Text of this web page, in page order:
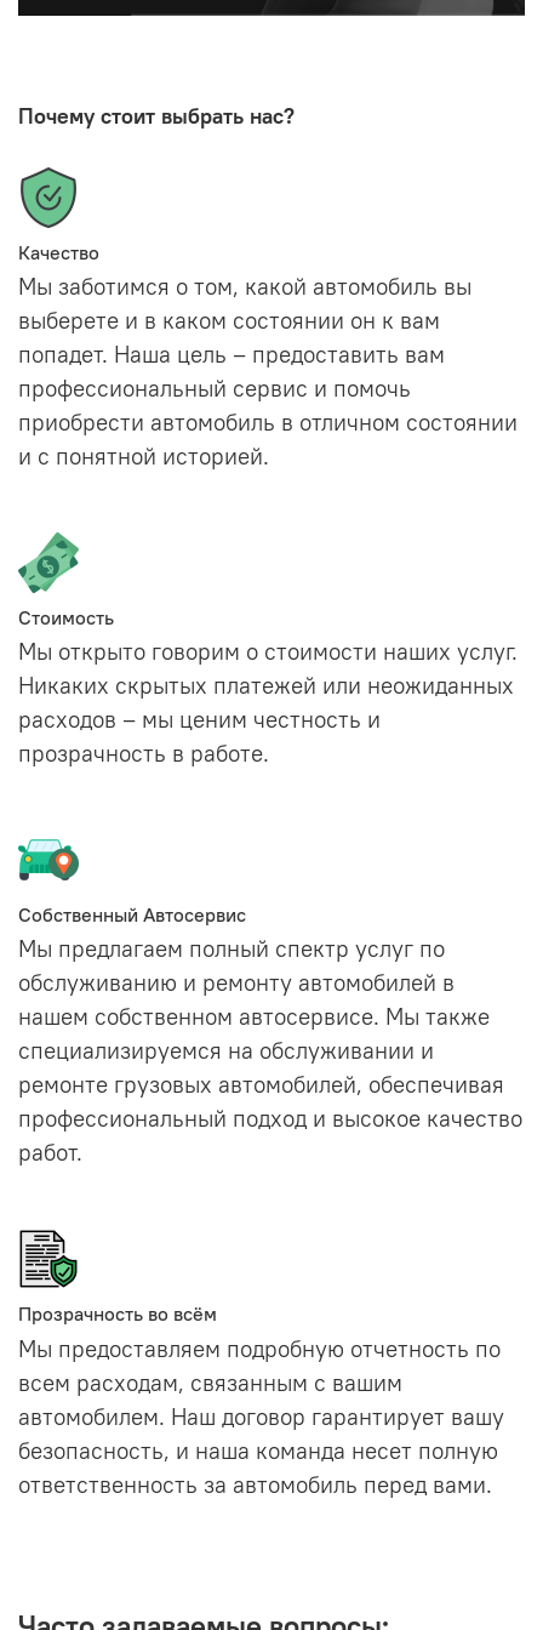
Почему стоит выбрать нас?
Качество
Мы заботимся о том, какой автомобиль вы
выберете и в каком состоянии он к вам
попадет. Наша цель – предоставить вам
профессиональный сервис и помочь
приобрести автомобиль в отличном состоянии
и с понятной историей.
Стоимость
Мы открыто говорим о стоимости наших услуг.
Никаких скрытых платежей или неожиданных
расходов – мы ценим честность и
прозрачность в работе.
Собственный Автосервис
Мы предлагаем полный спектр услуг по
обслуживанию и ремонту автомобилей в
нашем собственном автосервисе. Мы также
специализируемся на обслуживании и
ремонте грузовых автомобилей, обеспечивая
профессиональный подход и высокое качество
работ.
Прозрачность во всём
Мы предоставляем подробную отчетность по
всем расходам, связанным с вашим
автомобилем. Наш договор гарантирует вашу
безопасность, и наша команда несет полную
ответственность за автомобиль перед вами.